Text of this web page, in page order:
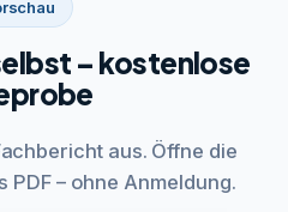
– kostenlose
aus. Öffne die
– ohne Anmeldung.